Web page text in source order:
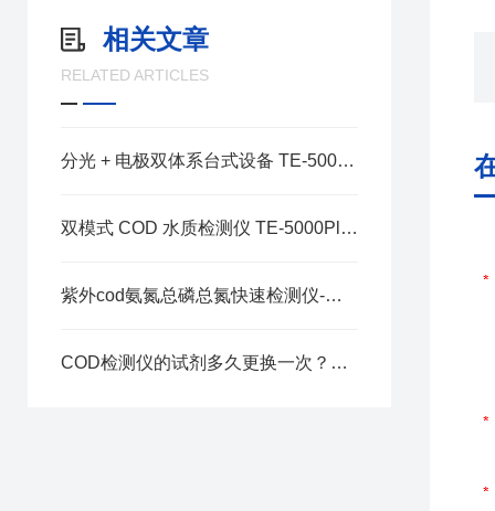
相关文章
RELATED ARTICLES
分光 + 电极双体系台式设备 TE-5000Plus 一站式搞定实验室水质百项指标检测
双模式 COD 水质检测仪 TE-5000Plus 实验室高精度检测方案解析
紫外cod氨氮总磷总氮快速检测仪-选天尔-按需定制
COD检测仪的试剂多久更换一次？过期试剂有何危害？